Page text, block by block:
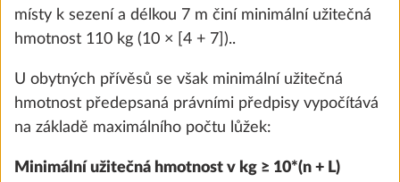
Přidat
místy k sezení a délkou 7 m činí minimální užitečná
hmotnost 110 kg (10 × [4 + 7])..
U obytných přívěsů se však minimální užitečná
hmotnost předepsaná právními předpisy vypočítává
na základě maximálního počtu lůžek:
Minimální užitečná hmotnost v kg ≥ 10*(n + L)